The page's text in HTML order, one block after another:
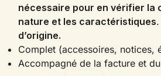
nécessaire pour en vérifier la
nature et les caractéristiques
d’origine.
Complet (accessoires, notices,
Accompagné de la facture et